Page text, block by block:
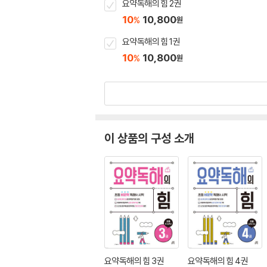
요약독해의 힘 2권
10% 10,800원
요약독해의 힘 1권
10% 10,800원
이 상품의 구성 소개
요약독해의 힘 3권 요약독해의 힘 4권